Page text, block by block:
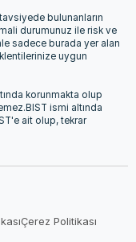
bulunanların
durumunuz ile risk ve
sadece burada yer alan
uygun
korunmakta olup
ismi altında
ait olup, tekrar
Çerez Politikası